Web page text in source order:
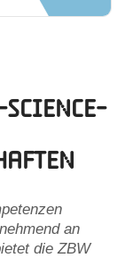
Science-
an
die ZBW